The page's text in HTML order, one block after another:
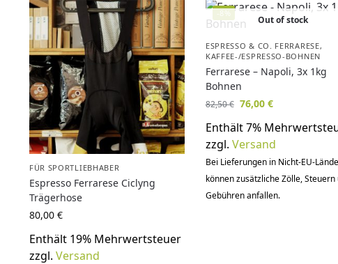
FÜR SPORTLIEBHABER
Espresso Ferrarese Ciclyng
Trägerhose
80,00 €
Enthält 19% Mehrwertsteuer
zzgl. Versand
-8%
Out of stock
ESPRESSO & CO. FERRARESE,
KAFFEE-/ESPRESSO-BOHNEN
Ferrarese – Napoli, 3x 1kg
Bohnen
82,50€ 76,00 €
Enthält 7%
zzgl. Versand
Bei Lieferungen in Nicht-EU-
können zusätzliche Zölle, Steuern
Gebühren anfallen.